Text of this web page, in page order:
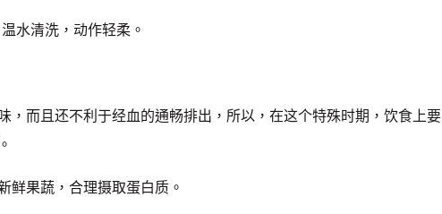
水清洗，动作轻柔。
而且还不利于经血的通畅排出，所以，在这个特殊时期，饮食上要
果蔬，合理摄取蛋白质。